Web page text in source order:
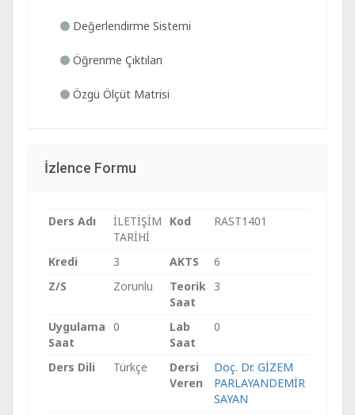
Değerlendirme Sistemi
Öğrenme Çıktıları
Özgü Ölçüt Matrisi
İzlence Formu
Ders Adı
İLETİŞİM
TARİHİ
Kod RAST1401
Kredi 3 AKTS
6
Z/S
Zorunlu
Teorik
Saat
3
Uygulama
Saat
0
Lab
Saat
0
Ders Dili Türkçe
Dersi
Veren
Doç. Dr. GİZEM
PARLAYANDEMİR
SAYAN